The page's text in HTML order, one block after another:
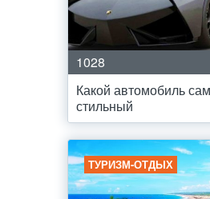
1028
Какой автомобиль
стильный
ТУРИЗМ-ОТДЫХ